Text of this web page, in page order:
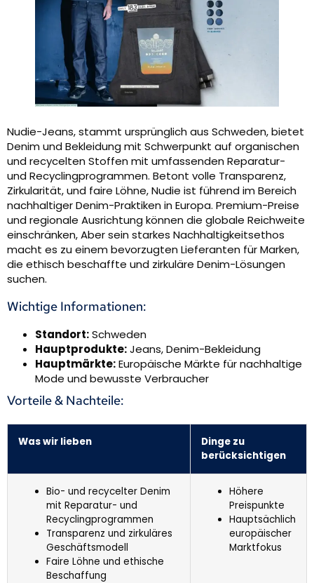
Nudie-Jeans, stammt ursprünglich aus Schweden, bietet
Denim und Bekleidung mit Schwerpunkt auf organischen
und recycelten Stoffen mit umfassenden Reparatur-
und Recyclingprogrammen. Betont volle Transparenz,
Zirkularität, und faire Löhne, Nudie ist führend im Bereich
nachhaltiger Denim-Praktiken in Europa. Premium-Preise
und regionale Ausrichtung können die globale Reichweite
einschränken, Aber sein starkes Nachhaltigkeitsethos
macht es zu einem bevorzugten Lieferanten für Marken,
die ethisch beschaffte und zirkuläre Denim-Lösungen
suchen.
Wichtige Informationen:
Standort:Schweden
Hauptprodukte:Jeans, Denim-Bekleidung
Hauptmärkte:Europäische Märkte für nachhaltige
Mode und bewusste Verbraucher
Vorteile & Nachteile:
Was wir lieben
Dinge zu
berücksichtigen
Bio- und recycelter Denim
mit Reparatur- und
Recyclingprogrammen
Transparenz und zirkuläres
Geschäftsmodell
Faire Löhne und ethische
Beschaffung
Höhere
Preispunkte
Hauptsächlich
europäischer
Marktfokus